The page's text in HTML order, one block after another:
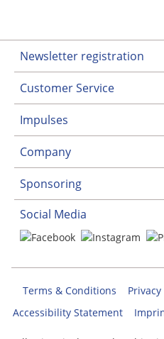
Newsletter registration
Customer Service
Impulses
Company
Sponsoring
Social Media
Terms & Conditions
Accessibility Statement